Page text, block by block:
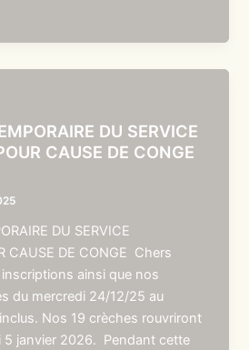
DU SERVICE
CAUSE DE CONGE
DU SERVICE
CAUSE DE CONGE Chers
ainsi que nos
du mercredi 24/12/25 au
Nos 19 crèches rouvriront
5 janvier 2026. Pendant cette